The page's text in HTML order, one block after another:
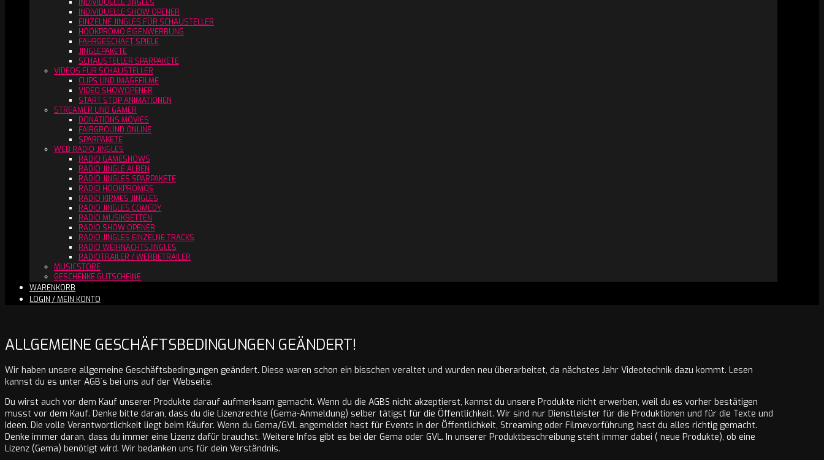
INDIVIDUELLE JINGLES
INDIVIDUELLE SHOW OPENER
EINZELNE JINGLES FÜR SCHAUSTELLER
HOOKPROMO EIGENWERBUNG
FAHRGESCHÄFT SPIELE
JINGLEPAKETE
SCHAUSTELLER SPARPAKETE
VIDEOS FÜR SCHAUSTELLER
CLIPS UND IMAGEFILME
VIDEO SHOWOPENER
START STOP ANIMATIONEN
STREAMER UND GAMER
DONATIONS MOVIES
FAIRGROUND ONLINE
SPARPAKETE
WEB RADIO JINGLES
RADIO GAMESHOWS
RADIO JINGLE ALBEN
RADIO JINGLES SPARPAKETE
RADIO HOOKPROMOS
RADIO KIRMES JINGLES
RADIO JINGLES COMEDY
RADIO MUSIKBETTEN
RADIO SHOW OPENER
RADIO JINGLES EINZELNE TRACKS
RADIO WEIHNACHTSJINGLES
RADIOTRAILER / WERBETRAILER
MUSICSTORE
GESCHENKE GUTSCHEINE
WARENKORB
LOGIN / MEIN KONTO
ALLGEMEINE GESCHÄFTSBEDINGUNGEN GEÄNDERT!
Wir haben unsere allgemeine Geschäftsbedingungen geändert. Diese waren schon ein bisschen veraltet und wurden neu überarbeitet, da nächstes Jahr Videotechnik dazu kommt. Lesen
kannst du es unter AGB`s bei uns auf der Webseite.
Du wirst auch vor dem Kauf unserer Produkte darauf aufmerksam gemacht. Wenn du die AGBS nicht akzeptierst, kannst du unsere Produkte nicht erwerben, weil du es vorher bestätigen
musst vor dem Kauf. Denke bitte daran, dass du die Lizenzrechte (Gema-Anmeldung) selber tätigst für die Öffentlichkeit. Wir sind nur Dienstleister für die Produktionen und für die Texte und
Ideen. Die volle Verantwortlichkeit liegt beim Käufer. Wenn du Gema/GVL angemeldet hast für Events in der Öffentlichkeit, Streaming oder Filmevorführung, hast du alles richtig gemacht.
Denke immer daran, dass du immer eine Lizenz dafür brauchst. Weitere Infos gibt es bei der Gema oder GVL. In unserer Produktbeschreibung steht immer dabei ( neue Produkte), ob eine
Lizenz (Gema) benötigt wird. Wir bedanken uns für dein Verständnis.